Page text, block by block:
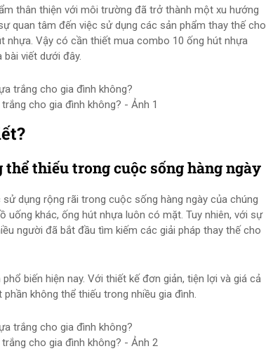
thân thiện với môi trường đã trở thành một xu hướng
quan tâm đến việc sử dụng các sản phẩm thay thế cho
nhựa. Vậy có cần thiết mua combo 10 ống hút nhựa
bài viết dưới đây.
cho gia đình không? - Ảnh 1
thiếu trong cuộc sống hàng ngày
dụng rộng rãi trong cuộc sống hàng ngày của chúng
uống khác, ống hút nhựa luôn có mặt. Tuy nhiên, với sự
người đã bắt đầu tìm kiếm các giải pháp thay thế cho
biến hiện nay. Với thiết kế đơn giản, tiện lợi và giá cả
không thể thiếu trong nhiều gia đình.
cho gia đình không? - Ảnh 2